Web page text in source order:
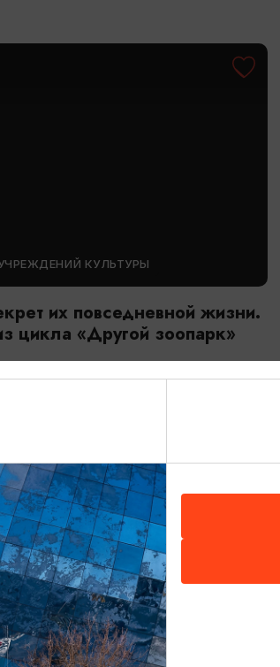
КУЛЬТУРЫ
их повседневной жизни.
цикла «Другой зоопарк»
зоопарк